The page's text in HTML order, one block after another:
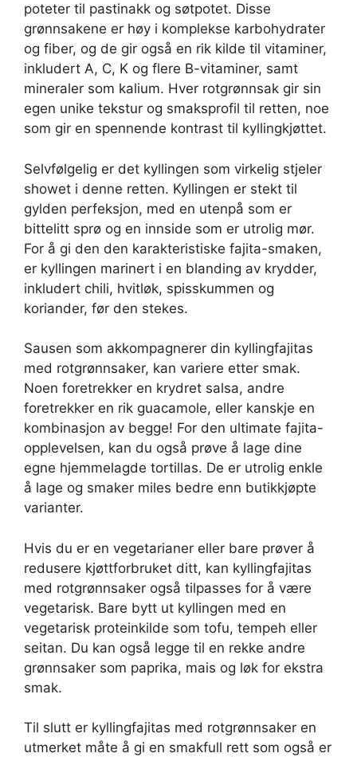
poteter til pastinakk og søtpotet. Disse
grønnsakene er høy i komplekse karbohydrater
og fiber, og de gir også en rik kilde til vitaminer,
inkludert A, C, K og flere B-vitaminer, samt
mineraler som kalium. Hver rotgrønnsak gir sin
egen unike tekstur og smaksprofil til retten, noe
som gir en spennende kontrast til kyllingkjøttet.
Selvfølgelig er det kyllingen som virkelig stjeler
showet i denne retten. Kyllingen er stekt til
gylden perfeksjon, med en utenpå som er
bittelitt sprø og en innside som er utrolig mør.
For å gi den den karakteristiske fajita-smaken,
er kyllingen marinert i en blanding av krydder,
inkludert chili, hvitløk, spisskummen og
koriander, før den stekes.
Sausen som akkompagnerer din kyllingfajitas
med rotgrønnsaker, kan variere etter smak.
Noen foretrekker en krydret salsa, andre
foretrekker en rik guacamole, eller kanskje en
kombinasjon av begge! For den ultimate fajita-
opplevelsen, kan du også prøve å lage dine
egne hjemmelagde tortillas. De er utrolig enkle
å lage og smaker miles bedre enn butikkjøpte
varianter.
Hvis du er en vegetarianer eller bare prøver å
redusere kjøttforbruket ditt, kan kyllingfajitas
med rotgrønnsaker også tilpasses for å være
vegetarisk. Bare bytt ut kyllingen med en
vegetarisk proteinkilde som tofu, tempeh eller
seitan. Du kan også legge til en rekke andre
grønnsaker som paprika, mais og løk for ekstra
smak.
Til slutt er kyllingfajitas med rotgrønnsaker en
utmerket måte å gi en smakfull rett som også er